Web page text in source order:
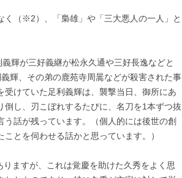
く（※2）、「梟雄」や「三大悪人の一人」と
輝が三好義継が松永久通や三好長逸などと
輝、その弟の鹿苑寺周暠などが殺害された事
けていた足利義輝は、襲撃当日、御所にあ
し、刃こぼれするたびに、名刀を1本ずつ抜
話が残っています。（個人的には後世の創
とを伺わせる話かと思っています。）
ますが、これは覚慶を助けた久秀をよく思